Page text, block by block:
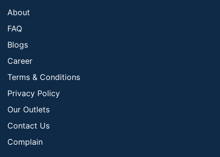
About
FAQ
Blogs
Career
Terms & Conditions
Privacy Policy
Our Outlets
Contact Us
Complain